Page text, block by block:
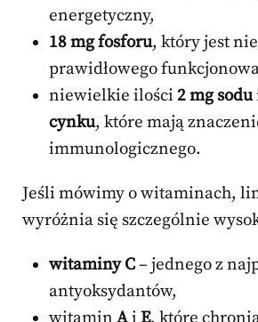
energetyczny,
18 mg fosforu, który jest
prawidłowego
niewielkie ilości 2 mg sodu
cynku, które mają
immunologicznego.
Jeśli mówimy o witaminach,
wyróżnia się szczególnie
witaminy C– jednego z
antyoksydantów,
witamin Ai E, które